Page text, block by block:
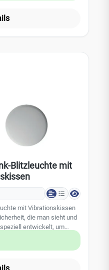
geeignet für Räume
modernes
5 Jahre
Safety Technology Limited
Blitzleuchte mit
mit Vibrationskissen
entwickelt, um
zu alarmieren, wenn
im Smart-RF-
optisches